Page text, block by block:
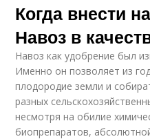
Когда внести
Навоз в
Навоз как удобрение был
Именно он позволяет из
плодородие земли и
разных
несмотря на обилие
биопрепаратов,